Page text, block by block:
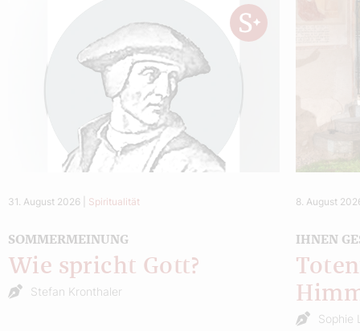
31. August 2026 Spiritualität
SOMMERMEINUNG
Wie spricht Gott?
Stefan Kronthaler
8. August
IHNEN
Sophie